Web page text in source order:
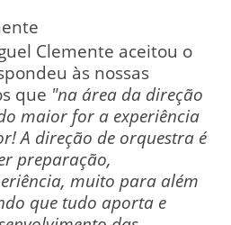
Clemente aceitou o
às nossas
que "na área da direção
maior for a experiência
A direção de orquestra é
preparação,
muito para além
que tudo aporta e